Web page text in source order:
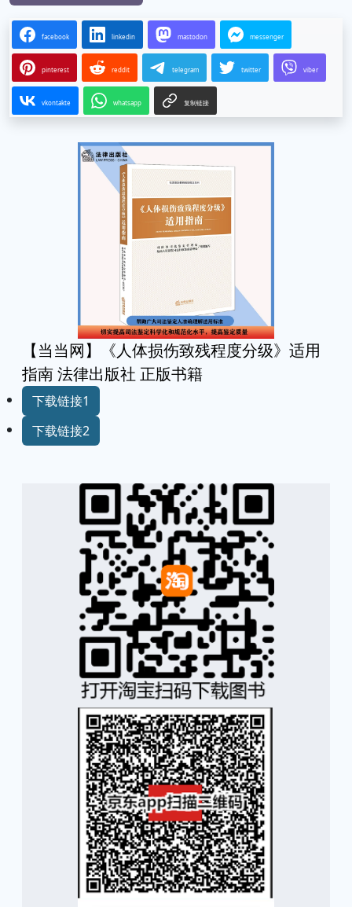
facebook linkedin mastodon messenger
pinterest reddit telegram twitter viber
vkontakte whatsapp 复制链接
【当当网】《人体损伤致残程度分级》适用
指南 法律出版社 正版书籍
下载链接1
下载链接2